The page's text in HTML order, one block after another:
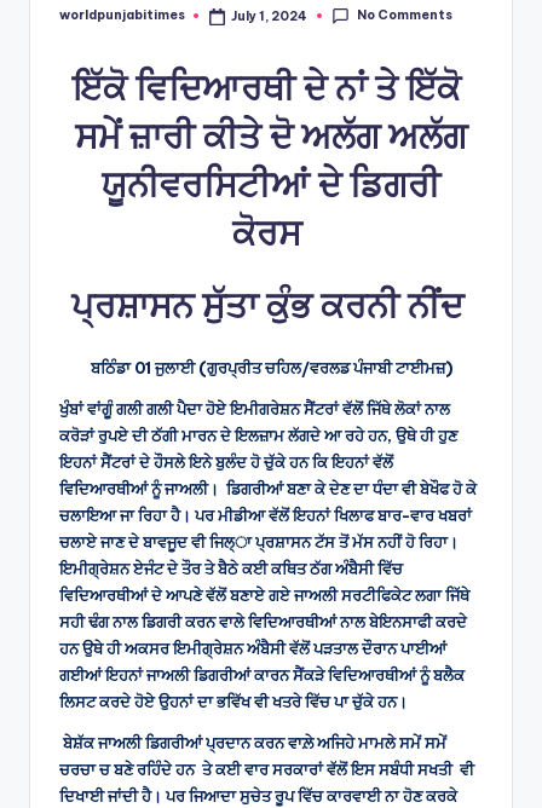
Posted
worldpunjabitimes July 1, 2024 No Comments
ਇੱਕੋ ਵਿਦਿਆਰਥੀ ਦੇ ਨਾਂ ਤੇ ਇੱਕੋ
ਸਮੇਂ ਜ਼ਾਰੀ ਕੀਤੇ ਦੋ ਅਲੱਗ ਅਲੱਗ
ਯੂਨੀਵਰਸਿਟੀਆਂ ਦੇ ਡਿਗਰੀ
ਕੋਰਸ
ਪ੍ਰਸ਼ਾਸਨ ਸੁੱਤਾ ਕੁੰਭ ਕਰਨੀ ਨੀਂਦ
ਬਠਿੰਡਾ 01 ਜੁਲਾਈ (ਗੁਰਪ੍ਰੀਤ ਚਹਿਲ/ਵਰਲਡ ਪੰਜਾਬੀ ਟਾਈਮਜ਼)
ਖੁੰਬਾਂ ਵਾਂਗੂੰ ਗਲੀ ਗਲੀ ਪੈਦਾ ਹੋਏ ਇਮੀਗਰੇਸ਼ਨ ਸੈਂਟਰਾਂ ਵੱਲੋਂ ਜਿੱਥੇ ਲੋਕਾਂ ਨਾਲ
ਕਰੋੜਾਂ ਰੁਪਏ ਦੀ ਠੱਗੀ ਮਾਰਨ ਦੇ ਇਲਜ਼ਾਮ ਲੱਗਦੇ ਆ ਰਹੇ ਹਨ, ਉਥੇ ਹੀ ਹੁਣ
ਇਹਨਾਂ ਸੈਂਟਰਾਂ ਦੇ ਹੌਸਲੇ ਇਨੇ ਬੁਲੰਦ ਹੋ ਚੁੱਕੇ ਹਨ ਕਿ ਇਹਨਾਂ ਵੱਲੋਂ
ਵਿਦਿਆਰਥੀਆਂ ਨੂੰ ਜਾਅਲੀ। ਡਿਗਰੀਆਂ ਬਣਾ ਕੇ ਦੇਣ ਦਾ ਧੰਦਾ ਵੀ ਬੇਖੌਫ ਹੋ ਕੇ
ਚਲਾਇਆ ਜਾ ਰਿਹਾ ਹੈ। ਪਰ ਮੀਡੀਆ ਵੱਲੋਂ ਇਹਨਾਂ ਖਿਲਾਫ ਬਾਰ-ਵਾਰ ਖਬਰਾਂ
ਚਲਾਏ ਜਾਣ ਦੇ ਬਾਵਜੂਦ ਵੀ ਜਿਲ੍ਾ ਪ੍ਰਸ਼ਾਸਨ ਟੱਸ ਤੋਂ ਮੱਸ ਨਹੀਂ ਹੋ ਰਿਹਾ।
ਇਮੀਗ੍ਰੇਸ਼ਨ ਏਜੰਟ ਦੇ ਤੌਰ ਤੇ ਬੈਠੇ ਕਈ ਕਥਿਤ ਠੱਗ ਅੰਬੈਸੀ ਵਿੱਚ
ਵਿਦਿਆਰਥੀਆਂ ਦੇ ਆਪਣੇ ਵੱਲੋਂ ਬਣਾਏ ਗਏ ਜਾਅਲੀ ਸਰਟੀਫਿਕੇਟ ਲਗਾ ਜਿੱਥੇ
ਸਹੀ ਢੰਗ ਨਾਲ ਡਿਗਰੀ ਕਰਨ ਵਾਲੇ ਵਿਦਿਆਰਥੀਆਂ ਨਾਲ ਬੇਇਨਸਾਫੀ ਕਰਦੇ
ਹਨ ਉਥੇ ਹੀ ਅਕਸਰ ਇਮੀਗ੍ਰੇਸ਼ਨ ਅੰਬੈਸੀ ਵੱਲੋਂ ਪੜਤਾਲ ਦੌਰਾਨ ਪਾਈਆਂ
ਗਈਆਂ ਇਹਨਾਂ ਜਾਅਲੀ ਡਿਗਰੀਆਂ ਕਾਰਨ ਸੈਂਕੜੇ ਵਿਦਿਆਰਥੀਆਂ ਨੂੰ ਬਲੈਕ
ਲਿਸਟ ਕਰਦੇ ਹੋਏ ਉਹਨਾਂ ਦਾ ਭਵਿੱਖ ਵੀ ਖਤਰੇ ਵਿੱਚ ਪਾ ਚੁੱਕੇ ਹਨ।
ਬੇਸ਼ੱਕ ਜਾਅਲੀ ਡਿਗਰੀਆਂ ਪ੍ਰਦਾਨ ਕਰਨ ਵਾਲ਼ੇ ਅਜਿਹੇ ਮਾਮਲੇ ਸਮੇਂ ਸਮੇਂ
ਚਰਚਾ ਚ ਬਣੇ ਰਹਿੰਦੇ ਹਨ ਤੇ ਕਈ ਵਾਰ ਸਰਕਾਰਾਂ ਵੱਲੋਂ ਇਸ ਸਬੰਧੀ ਸਖਤੀ ਵੀ
ਦਿਖਾਈ ਜਾਂਦੀ ਹੈ। ਪਰ ਜਿਆਦਾ ਸੁਚੇਤ ਰੂਪ ਵਿੱਚ ਕਾਰਵਾਈ ਨਾ ਹੋਣ ਕਰਕੇ